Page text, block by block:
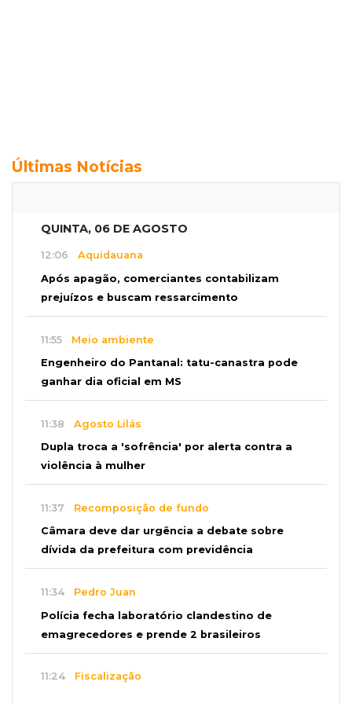
Últimas Notícias
QUINTA, 06 DE AGOSTO
12:06 Aquidauana
Após apagão, comerciantes contabilizam
prejuízos e buscam ressarcimento
11:55 Meio ambiente
Engenheiro do Pantanal: tatu-canastra pode
ganhar dia oficial em MS
11:38 Agosto Lilás
Dupla troca a 'sofrência' por alerta contra a
violência à mulher
11:37 Recomposição de fundo
Câmara deve dar urgência a debate sobre
dívida da prefeitura com previdência
11:34 Pedro Juan
Polícia fecha laboratório clandestino de
emagrecedores e prende 2 brasileiros
11:24 Fiscalização